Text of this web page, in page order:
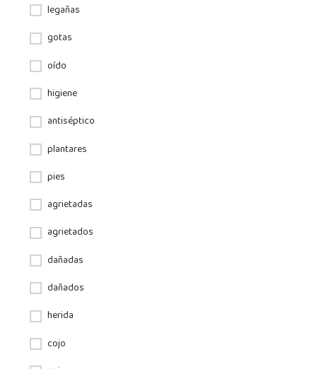
legañas
gotas
oído
higiene
antiséptico
plantares
pies
agrietadas
agrietados
dañadas
dañados
herida
cojo